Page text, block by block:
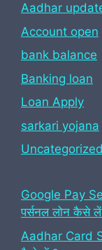
Aadhar
Account open
bank balance
Banking loan
Loan Apply
sarkari yojana
Uncategorized
Google Pay
पर्सनल लोन कैसे
Aadhar Card